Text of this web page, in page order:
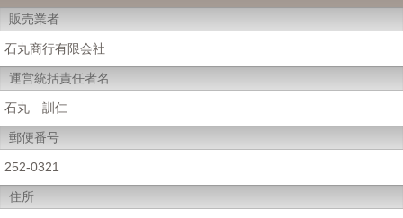
販売業者
石丸商行有限会社
運営統括責任者名
石丸 訓仁
郵便番号
252-0321
住所